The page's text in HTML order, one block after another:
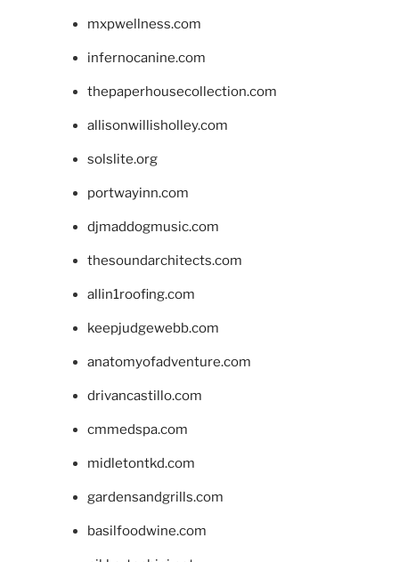
mxpwellness.com
infernocanine.com
thepaperhousecollection.com
allisonwillisholley.com
solslite.org
portwayinn.com
djmaddogmusic.com
thesoundarchitects.com
allin1roofing.com
keepjudgewebb.com
anatomyofadventure.com
drivancastillo.com
cmmedspa.com
midletontkd.com
gardensandgrills.com
basilfoodwine.com